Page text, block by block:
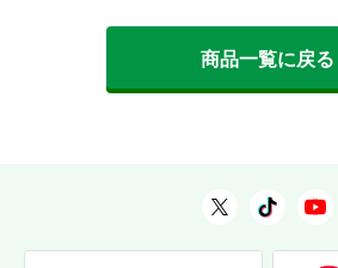
商品一覧に戻る